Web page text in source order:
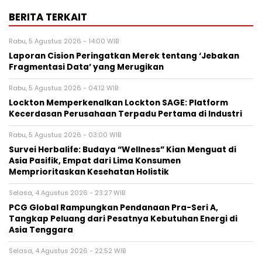
BERITA TERKAIT
Rabu, 5 Agustus 2026 - 14:00 WIB
Laporan Cision Peringatkan Merek tentang ‘Jebakan
Fragmentasi Data’ yang Merugikan
Rabu, 5 Agustus 2026 - 04:12 WIB
Lockton Memperkenalkan Lockton SAGE: Platform
Kecerdasan Perusahaan Terpadu Pertama di Industri
Rabu, 5 Agustus 2026 - 03:00 WIB
Survei Herbalife: Budaya “Wellness” Kian Menguat di
Asia Pasifik, Empat dari Lima Konsumen
Memprioritaskan Kesehatan Holistik
Selasa, 4 Agustus 2026 - 23:27 WIB
PCG Global Rampungkan Pendanaan Pra-Seri A,
Tangkap Peluang dari Pesatnya Kebutuhan Energi di
Asia Tenggara
Selasa, 4 Agustus 2026 - 22:52 WIB